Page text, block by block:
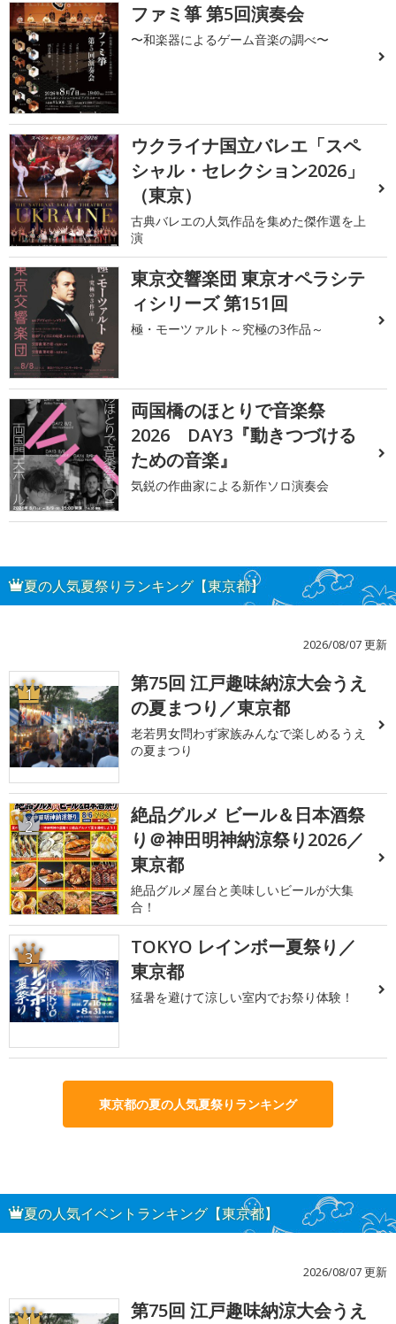
ファミ箏 第5回演奏会
〜和楽器によるゲーム音楽の調べ〜
ウクライナ国立バレエ「スペ
シャル・セレクション2026」
（東京）
古典バレエの人気作品を集めた傑作選を上
演
東京交響楽団 東京オペラシテ
ィシリーズ 第151回
極・モーツァルト～究極の3作品～
両国橋のほとりで音楽祭
2026 DAY3『動きつづける
ための音楽』
気鋭の作曲家による新作ソロ演奏会
夏の人気夏祭りランキング【東京都】
2026/08/07 更新
1
第75回 江戸趣味納涼大会うえ
の夏まつり／東京都
老若男女問わず家族みんなで楽しめるうえ
の夏まつり
2
絶品グルメ ビール＆日本酒祭
り＠神田明神納涼祭り2026／
東京都
絶品グルメ屋台と美味しいビールが大集
合！
3
TOKYO レインボー夏祭り／
東京都
猛暑を避けて涼しい室内でお祭り体験！
東京都の夏の人気夏祭りランキング
夏の人気イベントランキング【東京都】
2026/08/07 更新
第75回 江戸趣味納涼大会うえ